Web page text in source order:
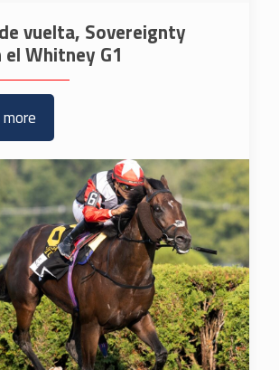
vuelta, Sovereignty
Whitney G1